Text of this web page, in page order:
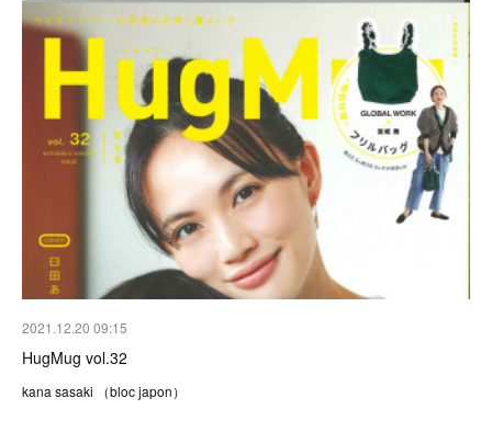
2021.12.20 09:15
HugMug vol.32
kana sasaki （bloc japon）